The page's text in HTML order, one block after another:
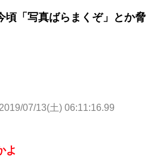
頃「写真ばらまくぞ」とか脅
2019/07/13(土) 06:11:16.99
よ